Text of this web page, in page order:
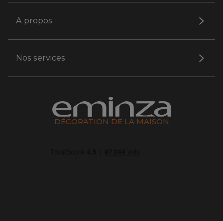
A propos
Nos services
DÉCORATION DE LA MAISON